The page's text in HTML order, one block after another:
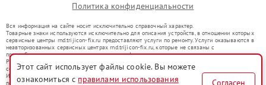
Политика конфиденциальности
Вся информация на сайте носит исключительно справочный характер.
Товарные знаки используются исключительно для описания устройств, в отношении которых
сервисные центры rnd.trijicon-fix.ru предоставляют услуги по ремонту. Услуги оказываются в
неавторизованных сервисных центрах rnd.trijicon-fix.ru, которые не связаны с
правообладателями товарных знаков или их официальными представителями.
Ремонт осуществляется для устройств, уже введенных в гражданский оборот в соответствии
со статьей 1487 ГК РФ.
Использование товарных знаков не преследует цели индивидуализации услуг или введения
потребителей в заблуждение, а служит для информирования о предоставляемых услугах по
Этот сайт использует файлы cookie. Вы можете
ознакомиться с правилами использования Согласен